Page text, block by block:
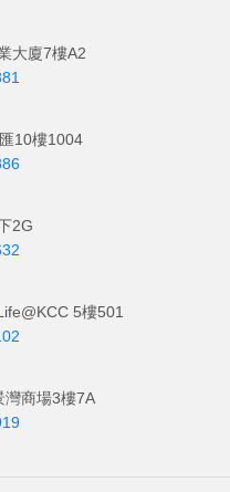
大廈7樓A2
10樓1004
2G
5樓501
灣商場3樓7A